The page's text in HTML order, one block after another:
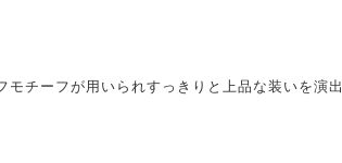
チーフが用いられすっきりと上品な装いを演出